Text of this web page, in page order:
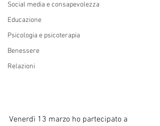
Social media e consapevolezza
Educazione
Psicologia e psicoterapia
Benessere
Relazioni
Venerdì 13 marzo ho partecipato a